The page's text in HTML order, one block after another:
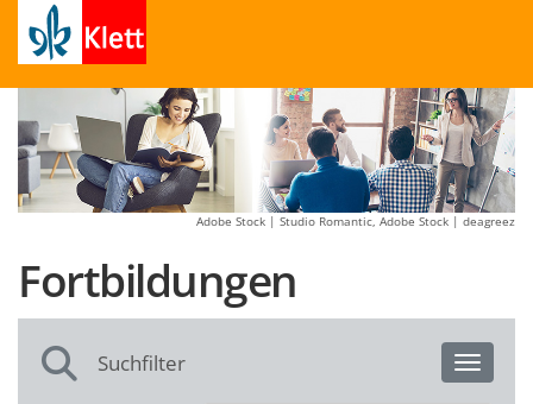
Adobe Stock | Studio Romantic, Adobe Stock | deagreez
Fortbildungen
Toggle
Suchfilter